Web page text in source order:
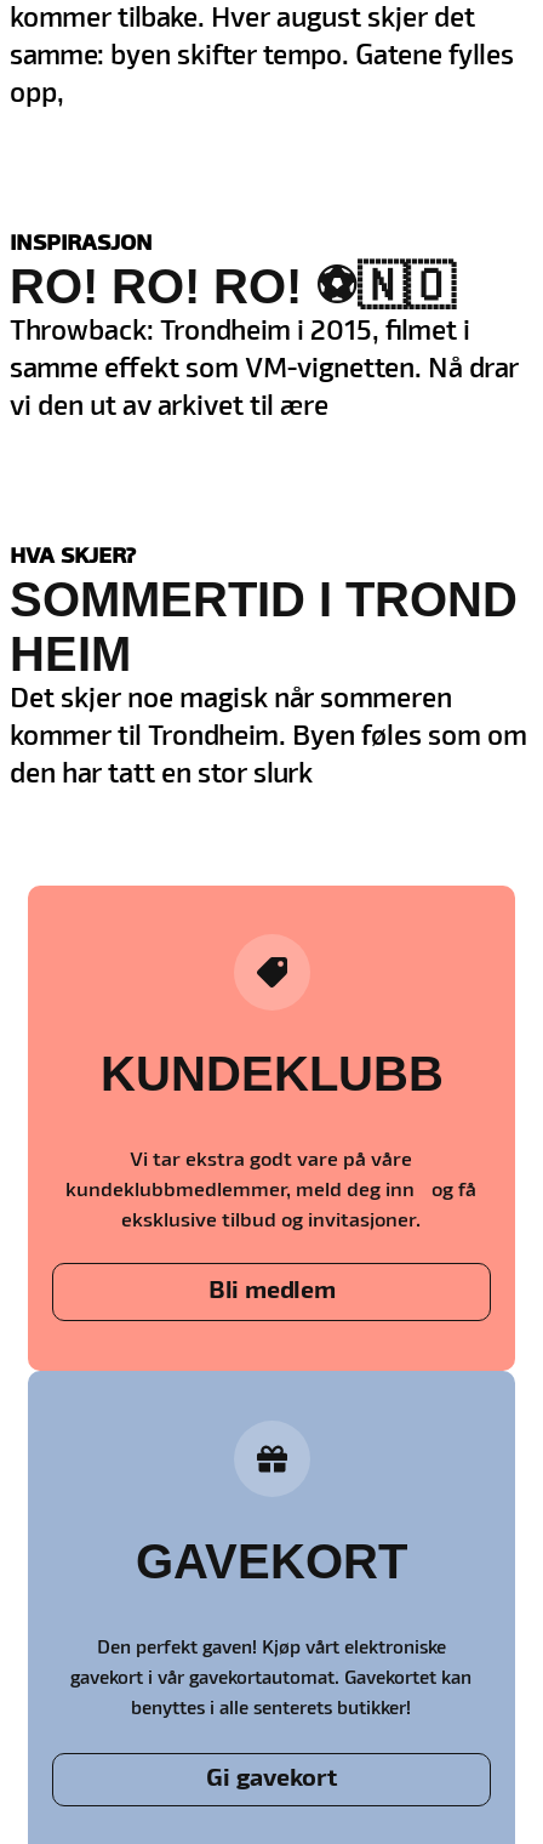
kommer tilbake. Hver august skjer det
samme: byen skifter tempo. Gatene fylles
opp,
INSPIRASJON
RO! RO! RO! ⚽️🇳🇴
Throwback: Trondheim i 2015, filmet i
samme effekt som VM-vignetten. Nå drar
vi den ut av arkivet til ære
HVA SKJER?
SOMMERTID I TROND
HEIM
Det skjer noe magisk når sommeren
kommer til Trondheim. Byen føles som om
den har tatt en stor slurk
KUNDEKLUBB
Vi tar ekstra godt vare på våre
kundeklubbmedlemmer, meld deg inn og få
eksklusive tilbud og invitasjoner.
Bli medlem
GAVEKORT
Den perfekt gaven! Kjøp vårt elektroniske
gavekort i vår gavekortautomat. Gavekortet kan
benyttes i alle senterets butikker!
Gi gavekort